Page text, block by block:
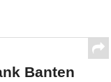
Banten